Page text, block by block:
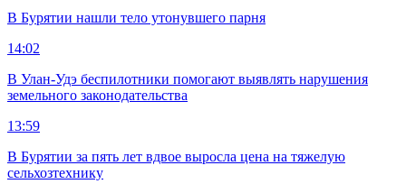
В Бурятии нашли тело утонувшего парня
14:02
В Улан-Удэ беспилотники помогают выявлять нарушения
земельного законодательства
13:59
В Бурятии за пять лет вдвое выросла цена на тяжелую
сельхозтехнику